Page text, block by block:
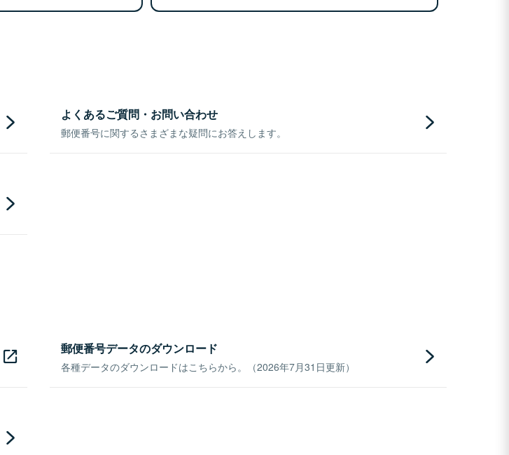
よくあるご質問・お問い合わせ
郵便番号に関するさまざまな疑問にお答えします。
郵便番号データのダウンロード
各種データのダウンロードはこちらから。（2026年7月31日更新）